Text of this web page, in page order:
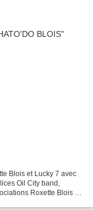
Blois et Lucky 7 avec
Oil City band,
Roxette Blois et